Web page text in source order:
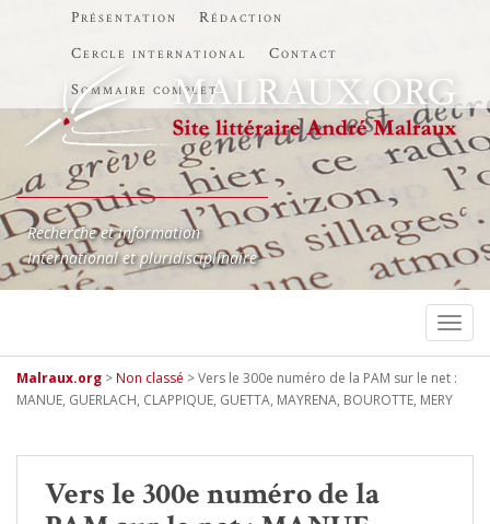
Présentation
Rédaction
Cercle international
Contact
Sommaire complet
Recherche et information
International et pluridisciplinaire
Malraux.org >Non classé >Vers le 300e numéro de la PAM sur le net :
MANUE, GUERLACH, CLAPPIQUE, GUETTA, MAYRENA, BOUROTTE, MERY
Vers le 300e numéro de la